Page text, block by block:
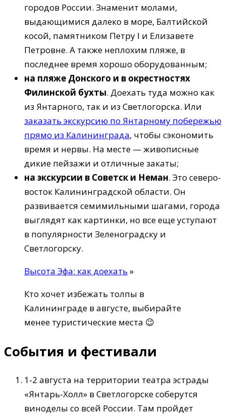
городов России. Знаменит молами,
выдающимися далеко в море, Балтийской
косой, памятником Петру I и Елизавете
Петровне. А также неплохим пляже, в
последнее время хорошо оборудованным;
на пляже Донского и в окрестностях
Филинской бухты. Доехать туда можно как
из Янтарного, так и из Светлогорска. Или
заказать экскурсию по Янтарному побережью
прямо из Калининграда, чтобы сэкономить
время и нервы. На месте — живописные
дикие пейзажи и отличные закаты;
на экскурсии в Советск и Неман. Это северо-
восток Калининградской области. Он
развивается семимильными шагами, города
выглядят как картинки, но все еще уступают
в популярности Зеленоградску и
Светлогорску.
Высота Эфа: как доехать »
Кто хочет избежать толпы в
Калининграде в августе, выбирайте
менее туристические места 😉
События и фестивали
1-2 августа на территории театра эстрады
«Янтарь-Холл» в Светлогорске соберутся
виноделы со всей России. Там пройдет